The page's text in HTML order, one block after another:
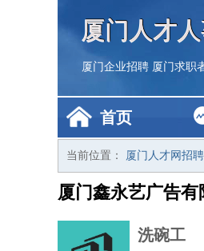
厦门人才
厦门企业招聘 厦门求职
首页
当前位置： 厦门人才网招聘
厦门鑫永艺广告
洗碗工